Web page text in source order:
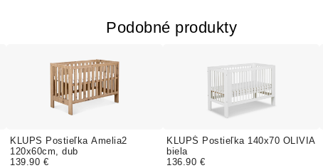
Podobné produkty
KLUPS Postieľka Amelia2
120x60cm, dub
139.90 €
KLUPŚ Postieľka 140x70 OLIVIA
biela
136.90 €